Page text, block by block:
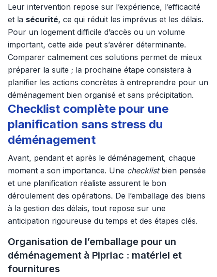
Leur intervention repose sur l’expérience, l’efficacité
et la sécurité, ce qui réduit les imprévus et les délais.
Pour un logement difficile d’accès ou un volume
important, cette aide peut s’avérer déterminante.
Comparer calmement ces solutions permet de mieux
préparer la suite ; la prochaine étape consistera à
planifier les actions concrètes à entreprendre pour un
déménagement bien organisé et sans précipitation.
Checklist complète pour une
planification sans stress du
déménagement
Avant, pendant et après le déménagement, chaque
moment a son importance. Une checklistbien pensée
et une planification réaliste assurent le bon
déroulement des opérations. De l’emballage des biens
à la gestion des délais, tout repose sur une
anticipation rigoureuse du temps et des étapes clés.
Organisation de l’emballage pour un
déménagement à Pipriac : matériel et
fournitures